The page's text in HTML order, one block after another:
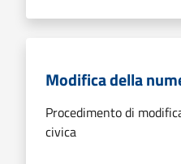
Modifica della
Procedimento di
civica